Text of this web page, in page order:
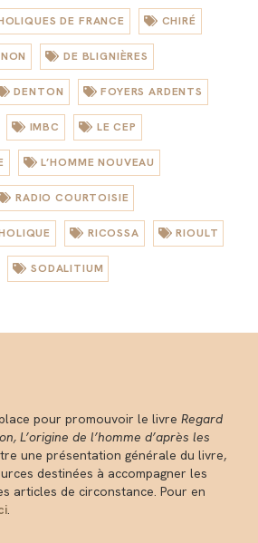
DE FRANCE CHIRÉ
DE BLIGNIÈRES
DENTON FOYERS ARDENTS
IMBC LE CEP
L’HOMME NOUVEAU
RADIO COURTOISIE
RICOSSA RIOULT
SODALITIUM
pour promouvoir le livre Regard
L’origine de l’homme d’après les
une présentation générale du livre,
destinées à accompagner les
articles de circonstance. Pour en
.